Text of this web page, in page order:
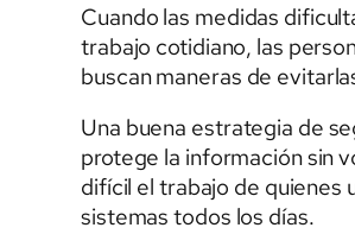
Cuando las medidas
trabajo cotidiano, las
buscan maneras de
Una buena estrategia de
protege la información sin
difícil el trabajo de quienes
sistemas todos los días.